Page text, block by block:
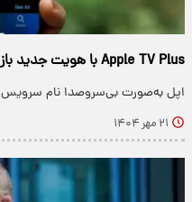
Apple TV Plus با هویت جدید بازمی‌گردد؛ تغییر نام رسمی شد
اپل به‌صورت بی‌سروصدا نام سرویس Apple TV Plus را تغییر دارد.
۲۱ مهر ۱۴۰۴